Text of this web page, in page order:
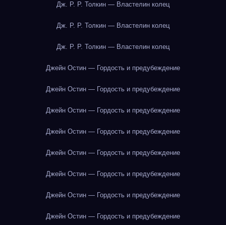
Дж. Р. Р. Толкин — Властелин колец
Дж. Р. Р. Толкин — Властелин колец
Дж. Р. Р. Толкин — Властелин колец
Джейн Остин — Гордость и предубеждение
Джейн Остин — Гордость и предубеждение
Джейн Остин — Гордость и предубеждение
Джейн Остин — Гордость и предубеждение
Джейн Остин — Гордость и предубеждение
Джейн Остин — Гордость и предубеждение
Джейн Остин — Гордость и предубеждение
Джейн Остин — Гордость и предубеждение